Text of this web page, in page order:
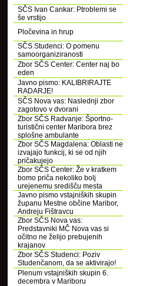
SČS Ivan Cankar: Ptroblemi se
še vrstijo
Pločevina in hrup
SČS Studenci: O pomenu
samoorganiziranosti
Zbor SČS Center: Center naj bo
eden
Javno pismo: KALIBRIRAJTE
RADARJE!
SČS Nova vas: Naslednji zbor
zagotovo v dvorani
Zbor SČS Radvanje: Športno-
turistični center Maribora brez
splošne ambulante
Zbor SČS Magdalena: Oblasti ne
izvajajo funkcij, ki se od njih
pričakujejo
Zbor SČS Center: Že v kratkem
bomo priča nekoliko bolj
urejenemu središču mesta
Javno pismo vstajniških skupin
županu Mestne občine Maribor,
Andreju Fištravcu
Zbor SČS Nova vas:
Predstavniki MČ Nova vas si
očitno ne želijo prebujenih
krajanov
Zbor SČS Studenci: Poziv
Studenčanom, da se aktivirajo!
Plenum vstajniških skupin 6.
decembra v Mariboru